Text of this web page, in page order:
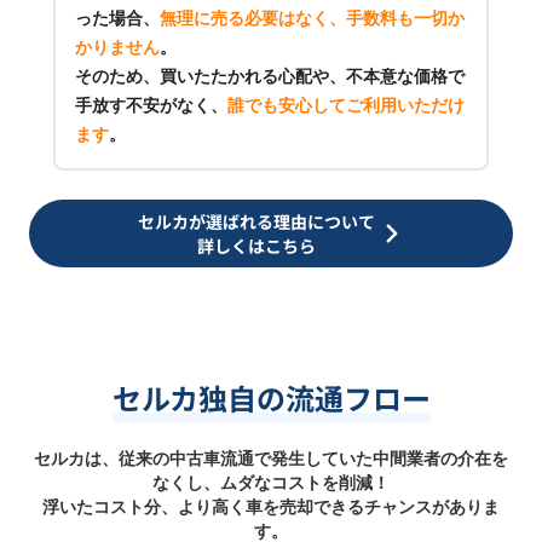
った場合、 無理に売る必要はなく、手数料も一切か
かりません。
そのため、買いたたかれる心配や、不本意な価格で
手放す不安がなく、 誰でも安心してご利用いただけ
ます。
セルカが選ばれる理由について
詳しくはこちら
セルカ独自の流通フロー
セルカは、従来の中古車流通で発生していた中間業者の介在を
なくし、ムダなコストを削減！
浮いたコスト分、より高く車を売却できるチャンスがありま
す。